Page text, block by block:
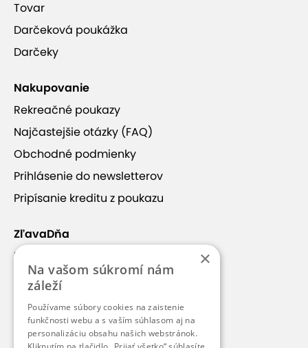
Tovar
Darčeková poukážka
Darčeky
Nakupovanie
Rekreačné poukazy
Najčastejšie otázky (FAQ)
Obchodné podmienky
Prihlásenie do newsletterov
Pripísanie kreditu z poukazu
ZľavaDňa
Náš príbeh
Kontakt
Kariéra
Blog
Pre médiá
×
Na vašom súkromí nám
záleží
Používame súbory cookies na zaistenie
funkčnosti webu a s vaším súhlasom aj na
personalizáciu obsahu našich webstránok.